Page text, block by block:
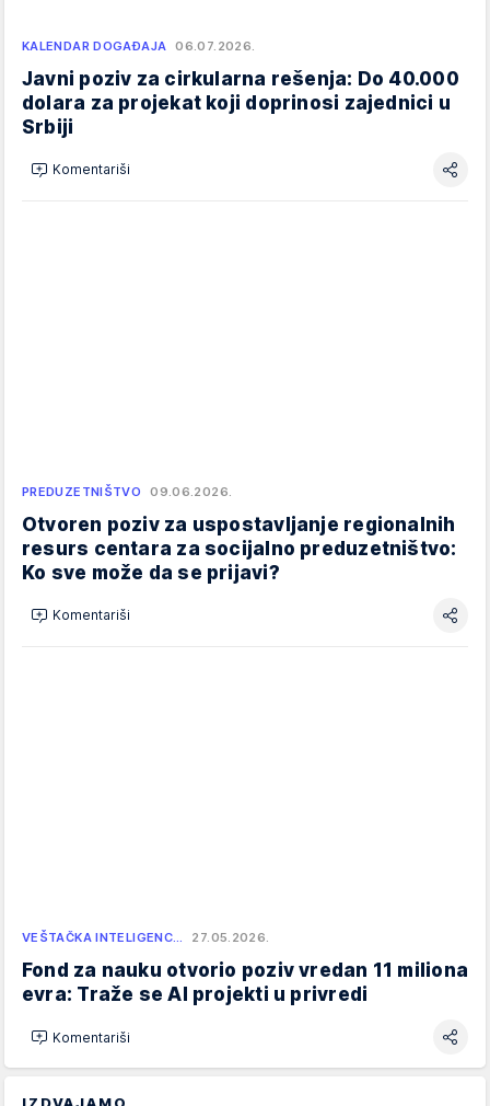
KALENDAR DOGAĐAJA 06.07.2026.
Javni poziv za cirkularna rešenja: Do 40.000
dolara za projekat koji doprinosi zajednici u
Srbiji
Komentariši
PREDUZETNIŠTVO 09.06.2026.
Otvoren poziv za uspostavljanje regionalnih
resurs centara za socijalno preduzetništvo:
Ko sve može da se prijavi?
Komentariši
VEŠTAČKA INTELIGENC… 27.05.2026.
Fond za nauku otvorio poziv vredan 11 miliona
evra: Traže se AI projekti u privredi
Komentariši